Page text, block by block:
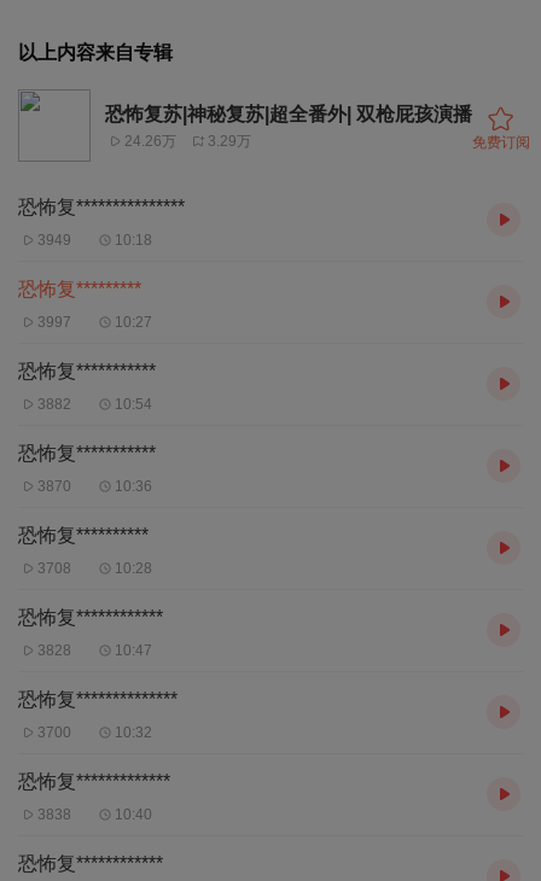
以上内容来自专辑
恐怖复苏|神秘复苏|超全番外| 双枪屁孩演播
24.26万 3.29万 免费订阅
恐怖复***************
3949 10:18
恐怖复*********
3997 10:27
恐怖复***********
3882 10:54
恐怖复***********
3870 10:36
恐怖复**********
3708 10:28
恐怖复************
3828 10:47
恐怖复**************
3700 10:32
恐怖复*************
3838 10:40
恐怖复************